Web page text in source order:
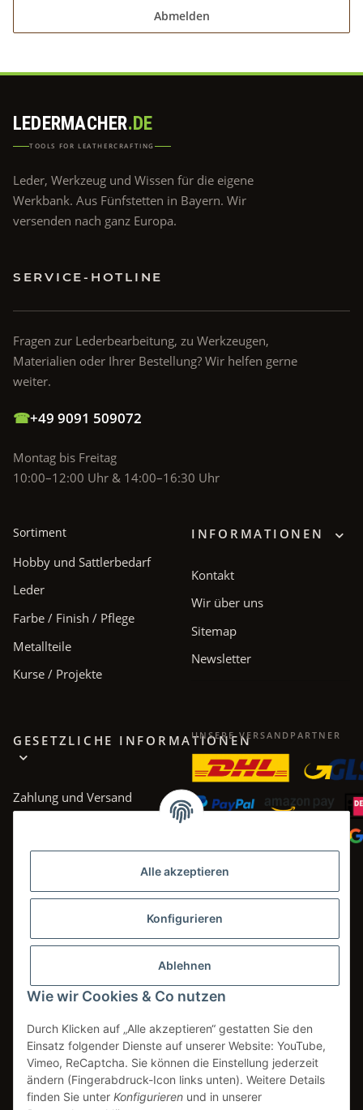
Alle akzeptieren
Konfigurieren
Ablehnen
Wie wir Cookies & Co nutzen
Durch Klicken auf „Alle akzeptieren“ gestatten Sie den
Einsatz folgender Dienste auf unserer Website: YouTube,
Vimeo, ReCaptcha. Sie können die Einstellung jederzeit
ändern (Fingerabdruck-Icon links unten). Weitere Details
finden Sie unter Konfigurieren und in unserer
Abmelden
LEDERMACHER.DE
TOOLS FOR LEATHERCRAFTING
Leder, Werkzeug und Wissen für die eigene
Werkbank. Aus Fünfstetten in Bayern. Wir
versenden nach ganz Europa.
SERVICE-HOTLINE
Fragen zur Lederbearbeitung, zu Werkzeugen,
Materialien oder Ihrer Bestellung? Wir helfen gerne
weiter.
☎+49 9091 509072
Montag bis Freitag
10:00–12:00 Uhr & 14:00–16:30 Uhr
Sortiment
Hobby und Sattlerbedarf
Leder
Farbe / Finish / Pflege
Metallteile
Kurse / Projekte
INFORMATIONEN
Kontakt
Wir über uns
Sitemap
Newsletter
GESETZLICHE INFORMATIONEN
Zahlung und Versand
Datenschutz
UNSERE VERSANDPARTNER
Vertrag widerrufen
* Alle Preise inkl. gesetzlicher USt., zzgl.
Versand
** gilt für Lieferungen innerhalb Deutschlands. Lieferzeiten für andere
Länder entnehmen Sie bitte den Versandinformationen.